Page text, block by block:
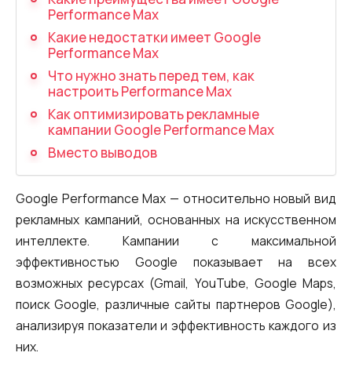
Запись телефонных разговоров
Речевая аналитика
SIP-телефония
Автоматизация
Голосовой AI-агент
Автоматическая система
распределения звонков
Голосовой робот
UniTalk Chat
Автообзвон
Performance Max
Какие недостатки имеет Google
Performance Max
Что нужно знать перед тем, как
настроить Performance Max
Как оптимизировать рекламные
кампании Google Performance Max
Вместо выводов
Google Performance Max — относительно новый вид
рекламных кампаний, основанных на искусственном
интеллекте. Кампании с максимальной
эффективностью Google показывает на всех
возможных ресурсах (Gmail, YouTube, Google Maps,
поиск Google, различные сайты партнеров Google),
анализируя показатели и эффективность каждого из
них.